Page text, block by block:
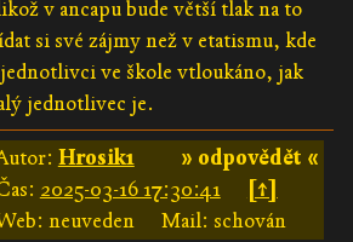
v ancapu bude větší tlak na to
si své zájmy než v etatismu, kde
ve škole vtloukáno, jak
jednotlivec je.
» odpovědět «
Hrosik1
2025-03-16 17:30:41
[↑]
neuveden
Mail: schován